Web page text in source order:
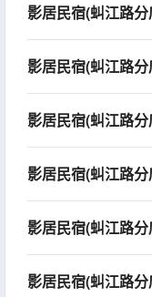
影居民宿(虯江路
影居民宿(虯江路
影居民宿(虯江路
影居民宿(虯江路
影居民宿(虯江路
影居民宿(虯江路